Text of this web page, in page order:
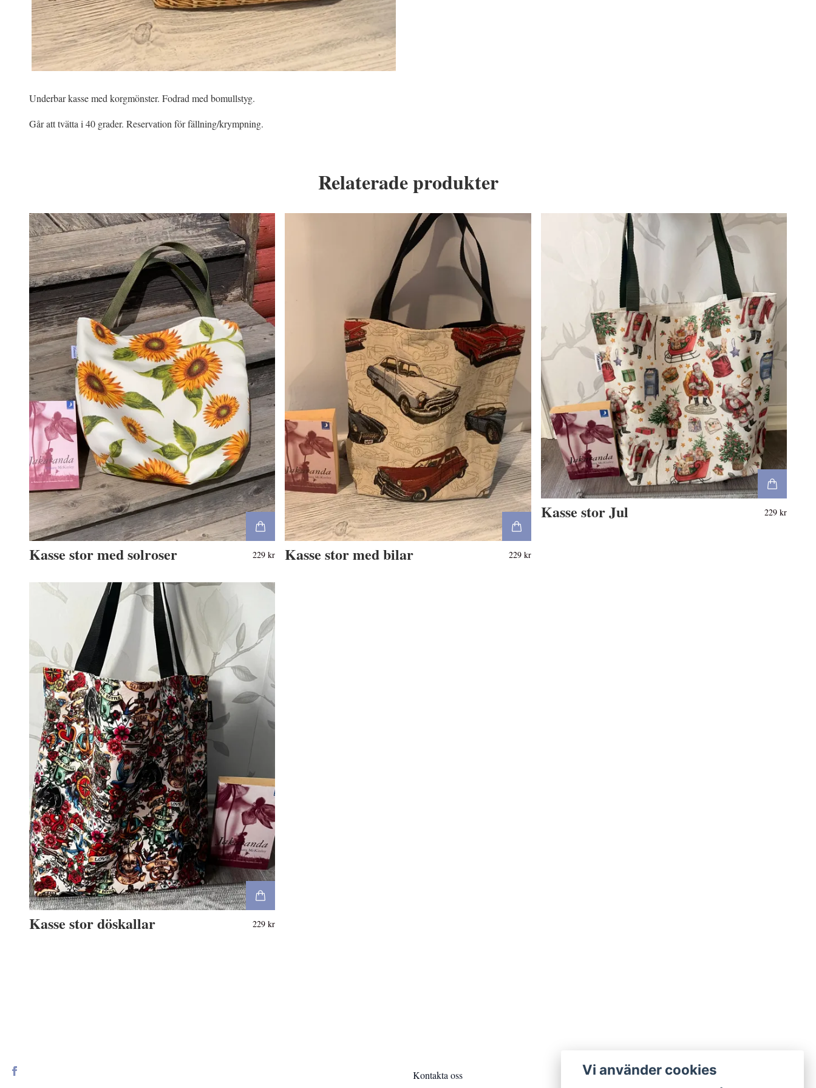
Underbar kasse med korgmönster. Fodrad med bomullstyg.
Går att tvätta i 40 grader. Reservation för fällning/krympning.
Relaterade produkter
Kasse stor med solroser 229 kr Kasse stor med bilar 229 kr
Kasse stor Jul 229 kr
Kasse stor döskallar 229 kr
Kontakta oss Vi använder cookies